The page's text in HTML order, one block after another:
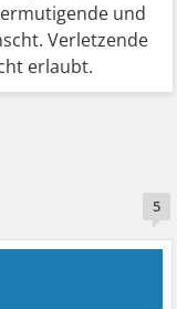
und
Verletzende
erlaubt.
5